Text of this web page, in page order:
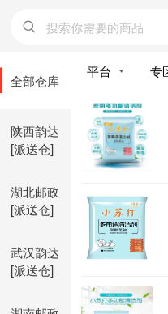
全部仓库
陕西韵达
[派送仓]
湖北邮政
[派送仓]
武汉韵达
[派送仓]